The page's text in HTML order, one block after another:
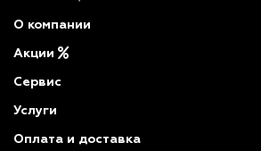
О компании
Акции
Сервис
Услуги
Оплата и доставка